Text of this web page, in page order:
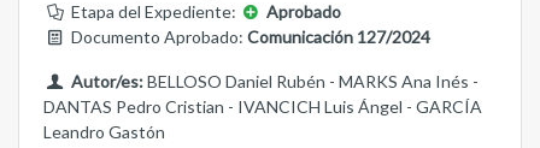
Etapa del Expediente:
Aprobado
Documento Aprobado: Comunicación 127/2024
Autor/es:BELLOSO Daniel Rubén - MARKS Ana Inés -
DANTAS Pedro Cristian - IVANCICH Luis Ángel - GARCÍA
Leandro Gastón